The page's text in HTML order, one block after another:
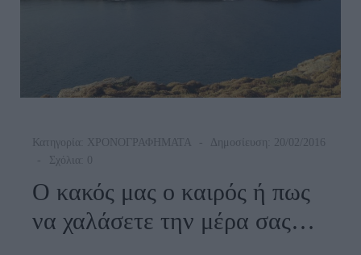
Κατηγορία: ΧΡΟΝΟΓΡΑΦΗΜΑΤΑ
Δημοσίευση: 20/02/2016
Σχόλια: 0
Ο κακός μας ο καιρός ή πως
να χαλάσετε την μέρα σας…